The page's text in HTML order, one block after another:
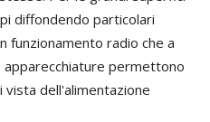
diffondendo particolari
funzionamento radio che a
permettono
dell'alimentazione